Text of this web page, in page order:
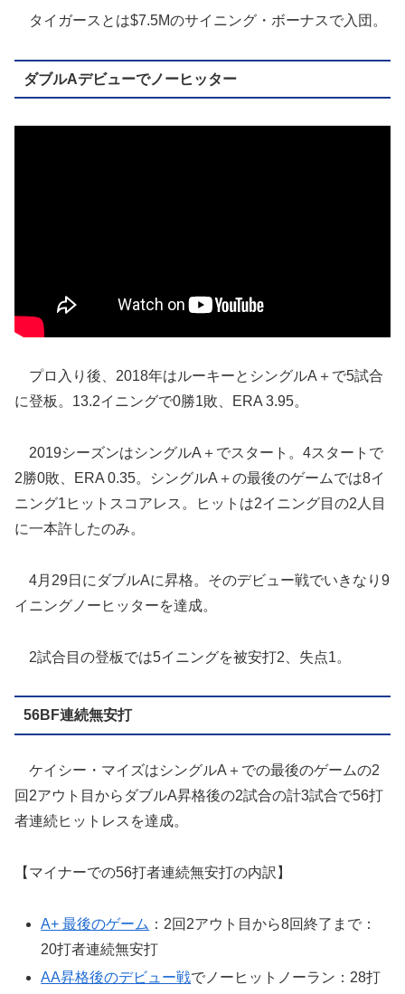
タイガースとは$7.5Mのサイニング・ボーナスで入団。
ダブルAデビューでノーヒッター
プロ入り後、2018年はルーキーとシングルA＋で5試合
に登板。13.2イニングで0勝1敗、ERA 3.95。
2019シーズンはシングルA＋でスタート。4スタートで
2勝0敗、ERA 0.35。シングルA＋の最後のゲームでは8イ
ニング1ヒットスコアレス。ヒットは2イニング目の2人目
に一本許したのみ。
4月29日にダブルAに昇格。そのデビュー戦でいきなり9
イニングノーヒッターを達成。
2試合目の登板では5イニングを被安打2、失点1。
56BF連続無安打
ケイシー・マイズはシングルA＋での最後のゲームの2
回2アウト目からダブルA昇格後の2試合の計3試合で56打
者連続ヒットレスを達成。
【マイナーでの56打者連続無安打の内訳】
A+ 最後のゲーム ：2回2アウト目から8回終了まで：
20打者連続無安打
AA昇格後のデビュー戦でノーヒットノーラン：28打